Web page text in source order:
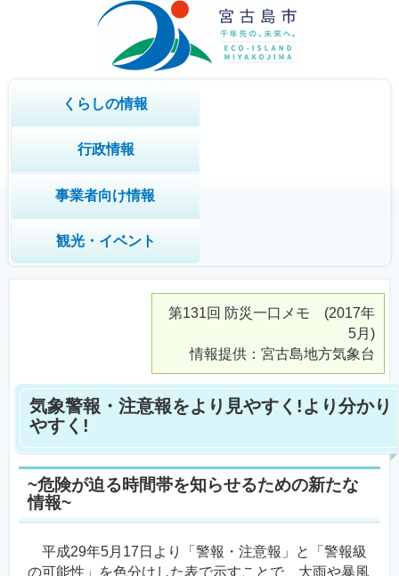
くらしの情報
行政情報
事業者向け情報
観光・イベント
第131回 防災一口メモ (2017年
5月)
情報提供：宮古島地方気象台
気象警報・注意報をより見やすく!より分かり
やすく!
~危険が迫る時間帯を知らせるための新たな
情報~
平成29年5月17日より「警報・注意報」と「警報級
の可能性」を色分けした表で示すことで、大雨や暴風